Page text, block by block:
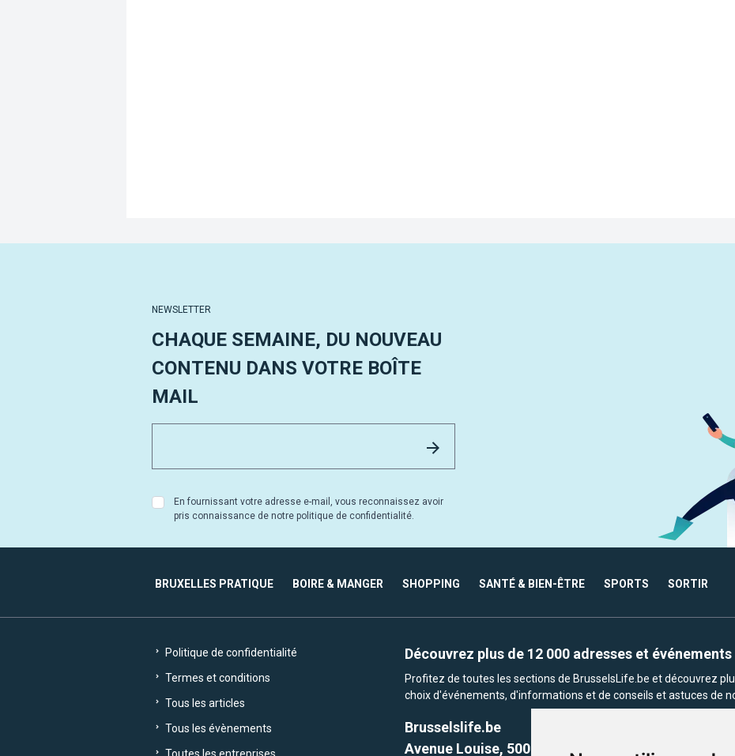
NEWSLETTER
CHAQUE SEMAINE, DU NOUVEAU
CONTENU DANS VOTRE BOÎTE
MAIL
En fournissant votre adresse e-mail, vous reconnaissez avoir
pris connaissance de notre politique de confidentialité.
BRUXELLES PRATIQUE BOIRE & MANGER SHOPPING SANTÉ & BIEN-ÊTRE SPORTS SORTIR
Politique de confidentialité
Termes et conditions
Tous les articles
Tous les évènements
Toutes les entreprises
Découvrez plus de 12 000 adresses et événements
Profitez de toutes les sections de BrusselsLife.be et découvrez
choix d'événements, d'informations et de conseils et astuces de
Brusselslife.be
Avenue Louise, 500 -1050 Ixelles, Brussels,